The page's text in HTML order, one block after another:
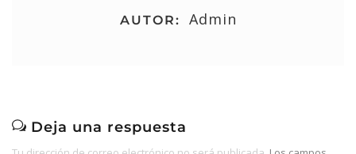
AUTOR: Admin
Deja una respuesta